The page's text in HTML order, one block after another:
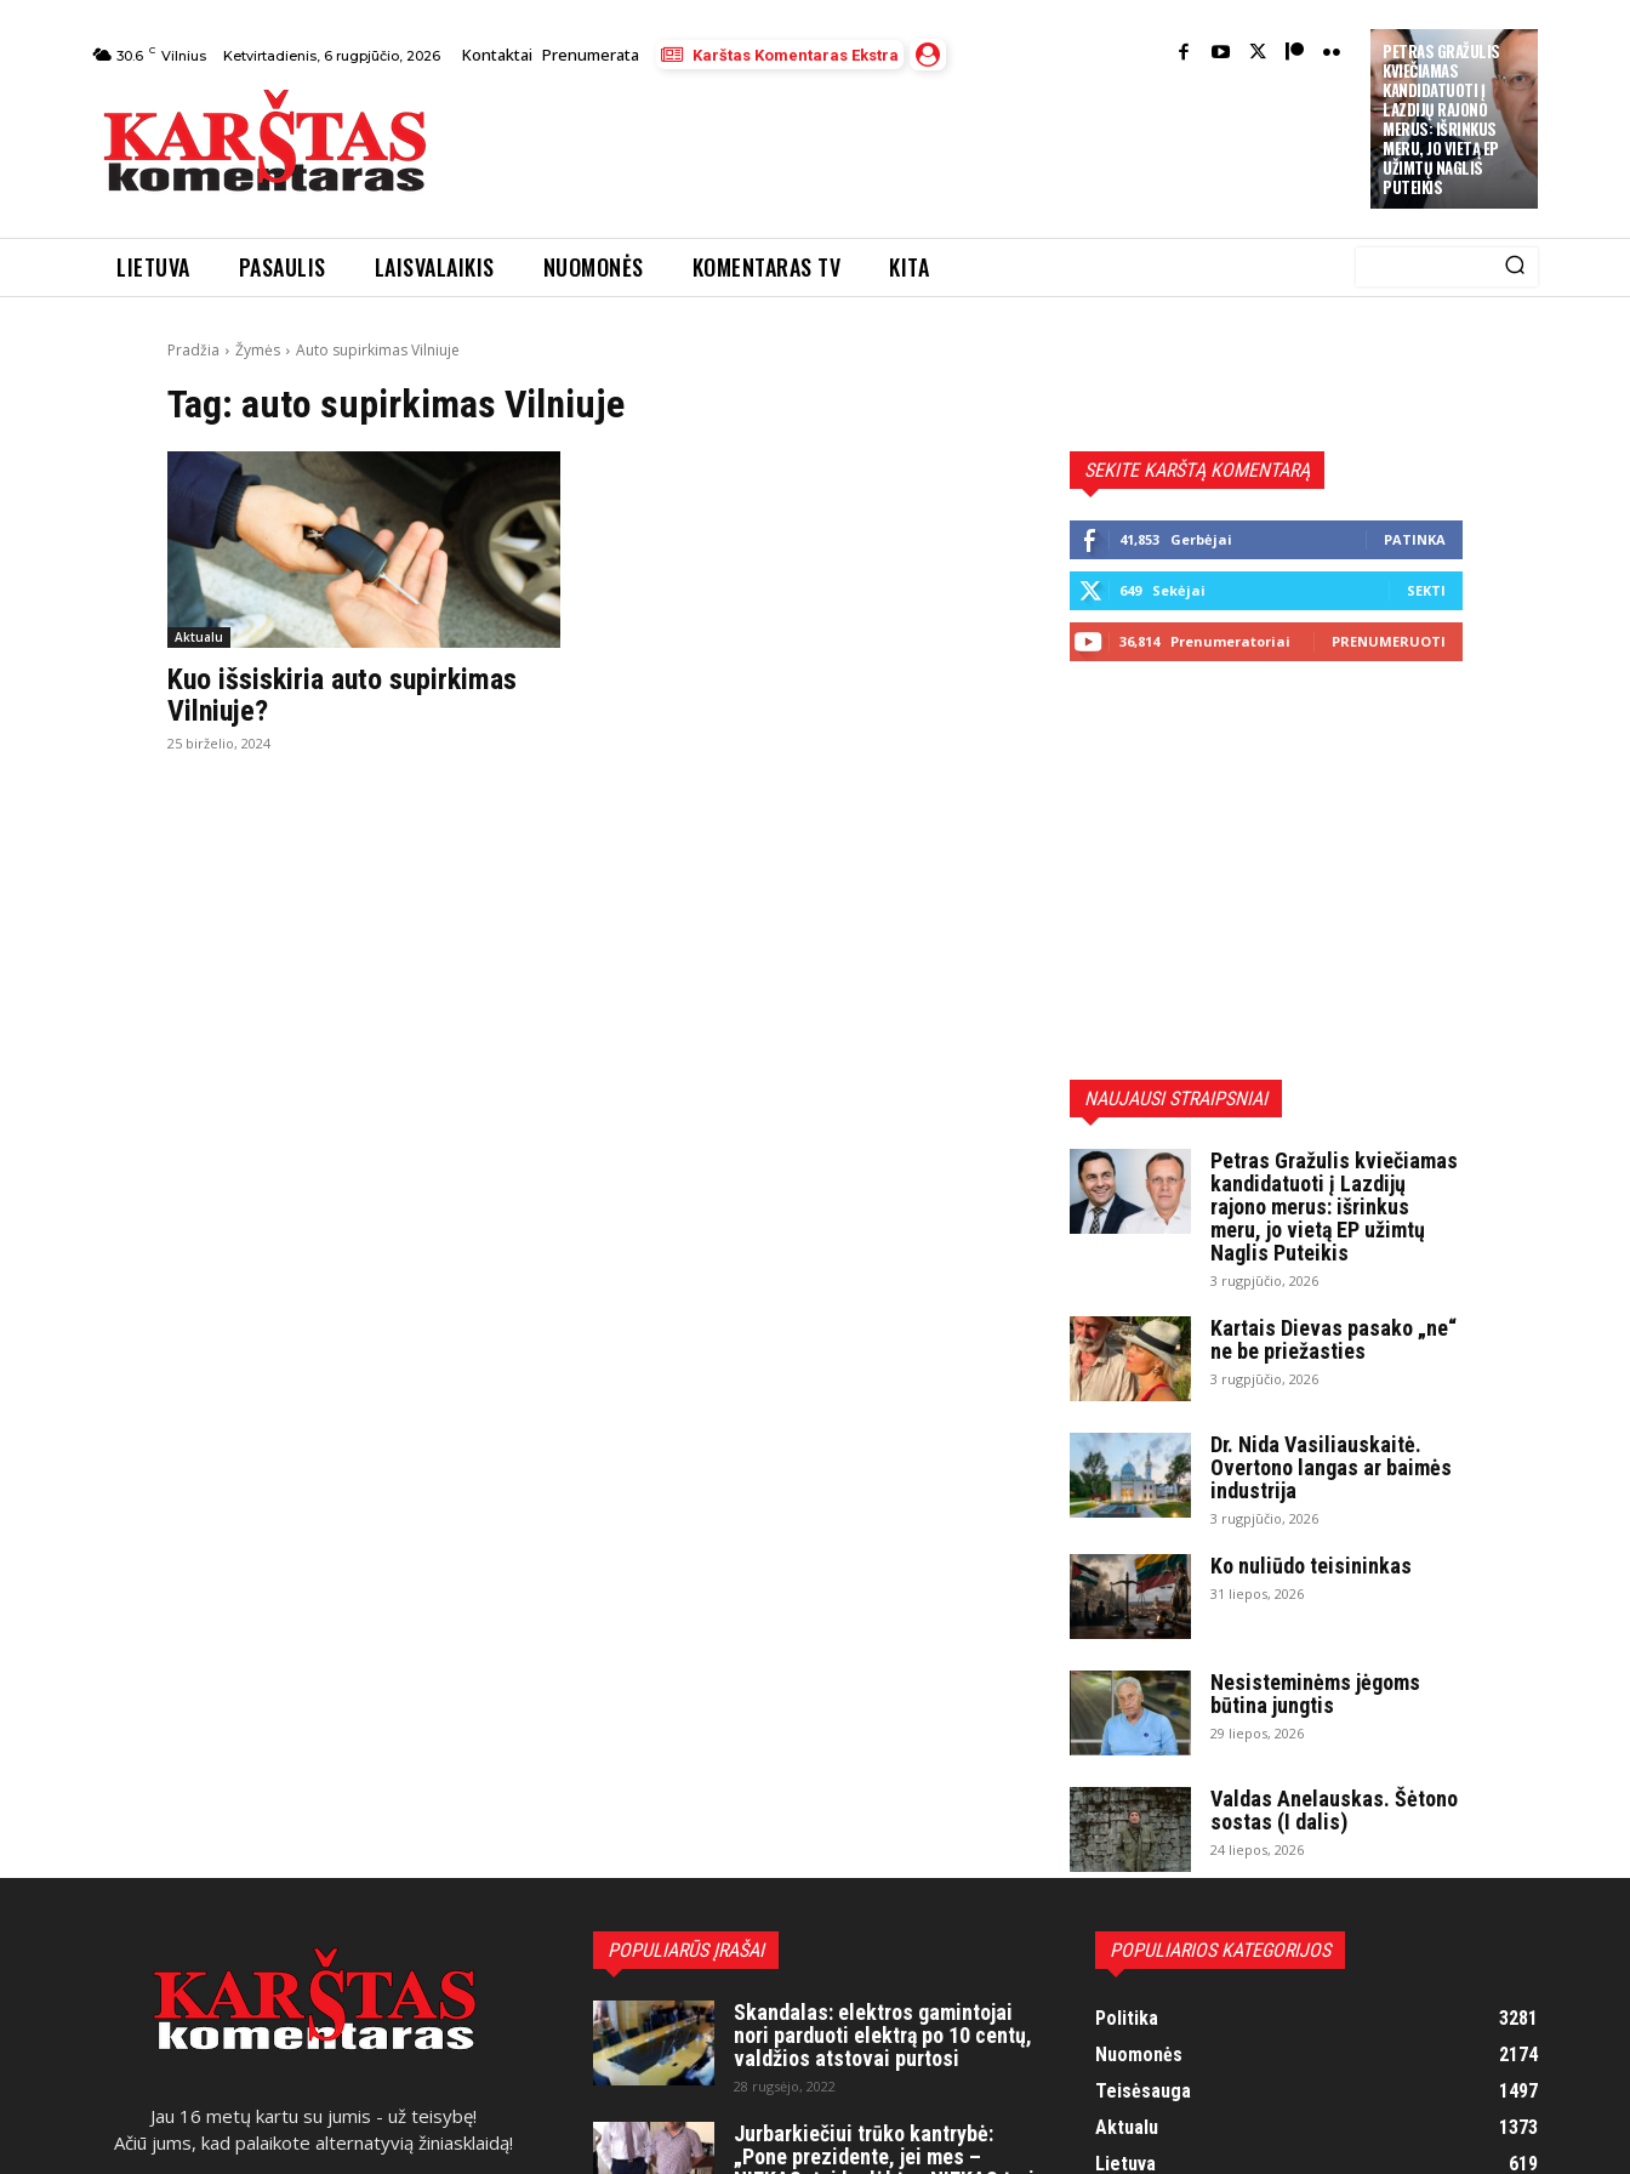
PETRAS GRAŽULIS
KVIEČIAMAS
KANDIDATUOTI Į
LAZDIJŲ RAJONO
MERUS: IŠRINKUS
MERU, JO VIETĄ EP
UŽIMTŲ NAGLIS
PUTEIKIS
30.6 C Vilnius Ketvirtadienis, 6 rugpjūčio, 2026 Kontaktai Prenumerata Karštas Komentaras Ekstra
LIETUVA PASAULIS LAISVALAIKIS NUOMONĖS KOMENTARAS TV KITA
Pradžia Žymės Auto supirkimas Vilniuje
Tag: auto supirkimas Vilniuje
Aktualu
Kuo išsiskiria auto supirkimas
Vilniuje?
25 birželio, 2024
SEKITE KARŠTĄ KOMENTARĄ
41,853 Gerbėjai PATINKA
649 Sekėjai SEKTI
36,814 Prenumeratoriai PRENUMERUOTI
NAUJAUSI STRAIPSNIAI
Petras Gražulis kviečiamas
kandidatuoti į Lazdijų
rajono merus: išrinkus
meru, jo vietą EP užimtų
Naglis Puteikis
3 rugpjūčio, 2026
Kartais Dievas pasako „ne“
ne be priežasties
3 rugpjūčio, 2026
Dr. Nida Vasiliauskaitė.
Overtono langas ar baimės
industrija
3 rugpjūčio, 2026
Ko nuliūdo teisininkas
31 liepos, 2026
Nesisteminėms jėgoms
būtina jungtis
29 liepos, 2026
Valdas Anelauskas. Šėtono
sostas (I dalis)
24 liepos, 2026
Jau 16 metų kartu su jumis - už teisybę!
Ačiū jums, kad palaikote alternatyvią žiniasklaidą!
POPULIARŪS ĮRAŠAI
Skandalas: elektros gamintojai
nori parduoti elektrą po 10 centų,
valdžios atstovai purtosi
28 rugsėjo, 2022
Jurbarkiečiui trūko kantrybė:
„Pone prezidente, jei mes –
POPULIARIOS KATEGORIJOS
Politika
3281
Nuomonės
2174
Teisėsauga
1497
Aktualu
1373
Lietuva
619